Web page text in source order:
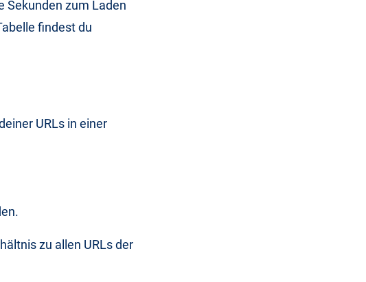
Sekunden zum Laden
findest du
URLs in einer
zu allen URLs der